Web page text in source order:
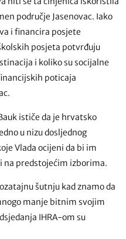
područje Jasenovac. Iako
i financira posjete
posjeta potvrđuju
i koliko su socijalne
poticaja
ističe da je hrvatsko
u nizu dosljednog
Vlada ocijeni da bi im
predstojećim izborima.
šutnju kad znamo da
manje bitnim svojim
IHRA-om su